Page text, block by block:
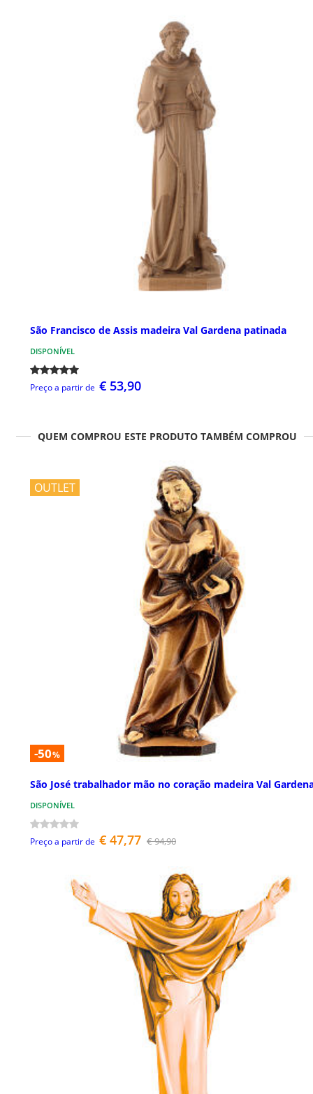
São Francisco de Assis madeira Val Gardena patinada
DISPONÍVEL
Preço a partir de € 53,90
QUEM COMPROU ESTE PRODUTO TAMBÉM COMPROU
OUTLET
-50%
São José trabalhador mão no coração madeira Val
DISPONÍVEL
Preço a partir de € 47,77 € 94,90